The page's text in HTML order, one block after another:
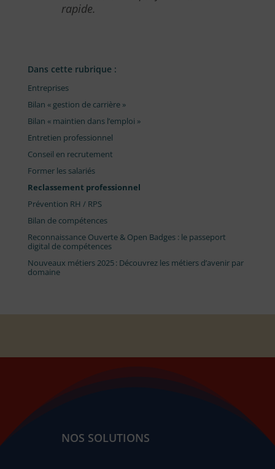
rapide.
Dans cette rubrique :
Entreprises
Bilan « gestion de carrière »
Bilan « maintien dans l’emploi »
Entretien professionnel
Conseil en recrutement
Former les salariés
Reclassement professionnel
Prévention RH / RPS
Bilan de compétences
Reconnaissance Ouverte & Open Badges : le passeport
digital de compétences
Nouveaux métiers 2025 : Découvrez les métiers d’avenir par
domaine
NOS SOLUTIONS